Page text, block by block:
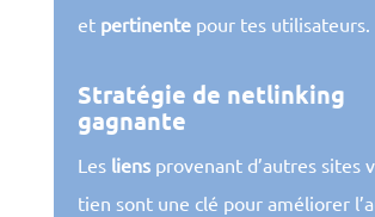
et pertinentepour tes utilisateurs.
Stratégie de netlinking
gagnante
Les liensprovenant d’autres sites
tien sont une clé pour améliorer